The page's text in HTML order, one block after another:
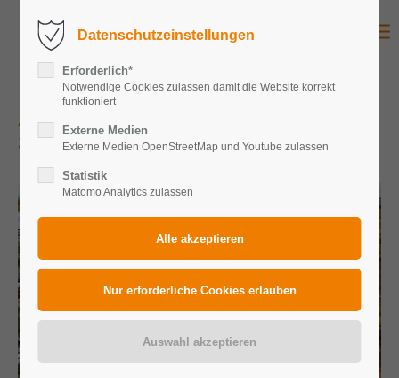
ADAC Laatzen • Solarenergie am
Standort in Niedersachsen
Datenschutzeinstellungen
Erforderlich*
Notwendige Cookies zulassen damit die Website korrekt
funktioniert
Externe Medien
Externe Medien OpenStreetMap und Youtube zulassen
Statistik
Matomo Analytics zulassen